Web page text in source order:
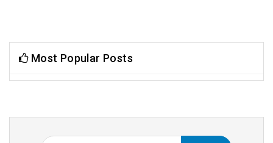
Most Popular Posts